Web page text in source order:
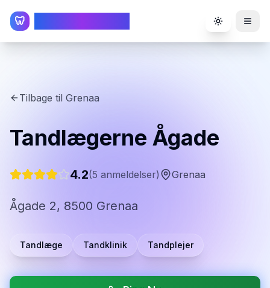
🦷 Toggle
Tilbage til Grenaa
Tandlægerne Ågade
4.2(5 anmeldelser) Grenaa
Ågade 2, 8500 Grenaa
Tandlæge Tandklinik Tandplejer